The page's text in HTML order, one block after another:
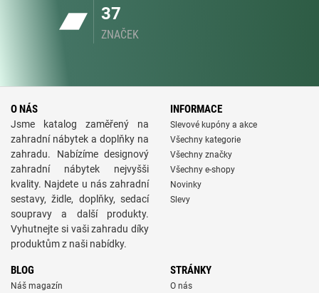
37
ZNAČEK
O NÁS
Jsme katalog zaměřený na
zahradní nábytek a doplňky na
zahradu. Nabízíme designový
zahradní nábytek nejvyšši
kvality. Najdete u nás zahradní
sestavy, židle, doplňky, sedací
soupravy a další produkty.
Vyhutnejte si vaši zahradu díky
produktům z naši nabídky.
INFORMACE
Slevové kupóny a akce
Všechny kategorie
Všechny značky
Všechny e-shopy
Novinky
Slevy
BLOG
Náš magazín
STRÁNKY
O nás